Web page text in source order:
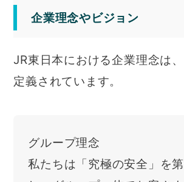
企業理念やビジョン
JR東日本における企業理念は
定義されています。
グループ理念
私たちは「究極の安全」を